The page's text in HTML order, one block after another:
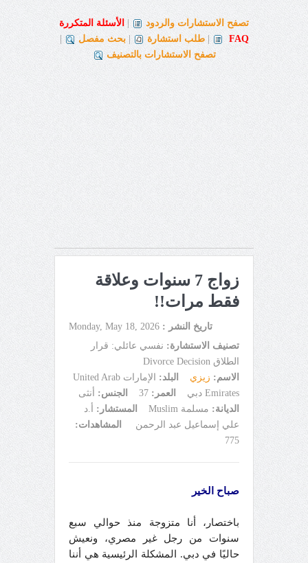
تصفح الاستشارات والردود |
الأسئلة المتكررة
FAQ
طلب استشارة بحث مفصل
|
تصفح الاستشارات بالتصنيف
زواج 7 سنوات وعلاقة
فقط مرات!!
تاريخ النشر : Monday, May 18, 2026
تصنيف الاستشارة: نفسي عائلي: قرار
الطلاق Divorce Decision
الاسم: زيزي البلد:
الإمارات United Arab
Emirates دبي
العمر: 37 الجنس:
أنثى
الديانة: مسلمة Muslim المستشار:
أ.د
علي إسماعيل عبد الرحمن
المشاهدات:
775
صباح الخير
باختصار، أنا متزوجة منذ حوالي سبع
سنوات من رجل غير مصري، ونعيش
حاليًا في دبي. المشكلة الرئيسية هي أننا